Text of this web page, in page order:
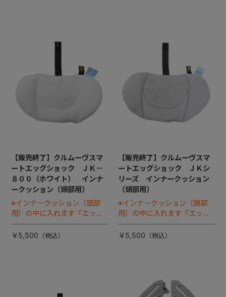
【販売終了】クルムーヴスマ
ートエッグショック ＪＫ－
８００（ホワイト） インナ
ークッション（頭部用）
※インナークッション（頭部
用）の中に入れます『エッグ
ショック パッド』は別売り
です
￥5,500
【販売終了】クルムーヴスマ
ートエッグショック ＪＫシ
リーズ インナークッション
（頭部用）
※インナークッション（頭部
用）の中に入れます『エッグ
ショック パッド』は別売り
です
￥5,500